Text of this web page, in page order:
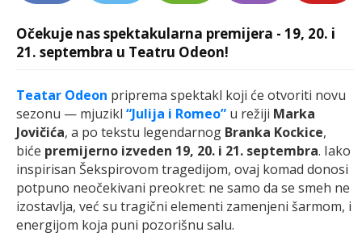
Očekuje nas spektakularna premijera - 19, 20. i
21. septembra u Teatru Odeon!
Teatar Odeon priprema spektakl koji će otvoriti novu
sezonu — mjuzikl “Julija i Romeo” u režiji Marka
Jovičića, a po tekstu legendarnog Branka Kockice,
biće premijerno izveden 19, 20. i 21. septembra. Iako
inspirisan Šekspirovom tragedijom, ovaj komad donosi
potpuno neočekivani preokret: ne samo da se smeh ne
izostavlja, već su tragični elementi zamenjeni šarmom, i
energijom koja puni pozorišnu salu.